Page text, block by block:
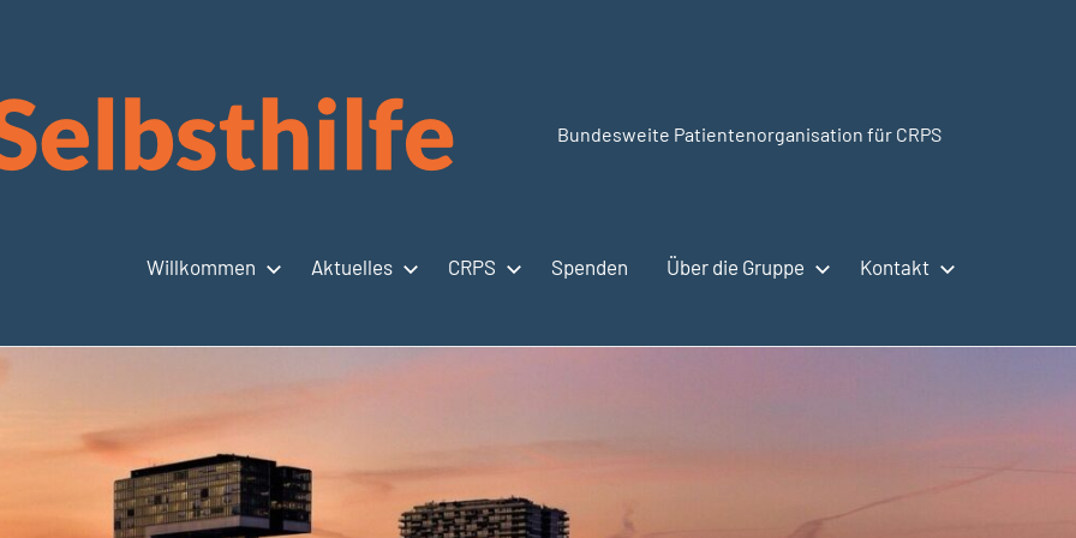
CRPSSelbsthilfe.org
Bundesweite Patientenorganisation für CRPS
Willkommen Aktuelles CRPS Spenden Über die Gruppe Kontakt